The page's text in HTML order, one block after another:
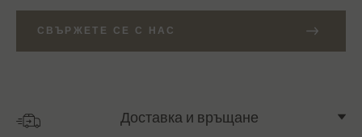
СВЪРЖЕТЕ СЕ С НАС
Доставка и връщане